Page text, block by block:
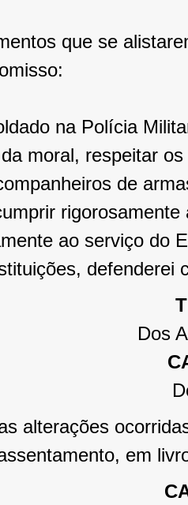
que se
na Polícia
moral, respeitar
de
ao serviço do
defenderei
Dos
alterações
em